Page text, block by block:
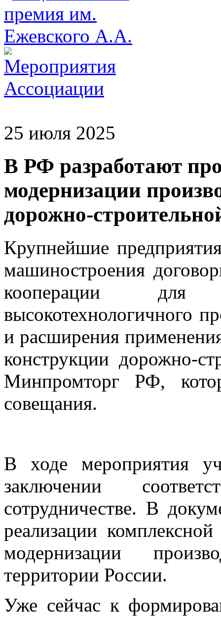
25 июля 2025
В РФ разработают
модернизации
дорожно-
Крупнейшие
машиностроения
кооперации для
высокотехнологичного
и расширения
конструкции дорожно-
Минпромторг РФ,
совещания.
В ходе мероприятия
заключении
сотрудничестве. В
реализации
модернизации
территории России.
Уже сейчас к